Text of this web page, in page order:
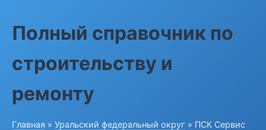
Полный справочник по
строительству и
ремонту
Главная » Уральский федеральный округ » ПСК Сервис